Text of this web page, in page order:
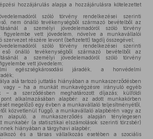
hozzájárulás alapja a hozzájárulásra kötelezettet
szóló törvény rendelkezései szerinti
nem önálló tevékenységből származó bevételből az
a személyi jövedelemadóról szóló törvény
figyelembe vett jövedelem, növelve a munkavállalói
szervezet részére levont (befizetett) tagdíj összegével;
szóló törvény rendelkezései szerinti
eső önálló tevékenységből származó bevételből az
a személyi jövedelemadóról szóló törvény
vett jövedelem;
egészségkárosodási járadék, a honvédelmi
alá tartozó juttatás hiányában a munkaszerződésben
vagy – ha a munkát munkavégzésre irányuló egyéb
– a szerződésben meghatározott díjazás; külföldi
alkalmazásában alapbér: az adott munkakörben
megelőző egy évben a munkavállaló teljesítményétől,
közvetlenül függő, a munkavállaló alapbérén vagy az
alapuló, a munkaszerződés alapján ténylegesen
munkabér (a statisztikai elszámolások szerinti törzsbér)
hiányában a tárgyhavi alapbér;
és a társas vállalkozás esetében a szociális